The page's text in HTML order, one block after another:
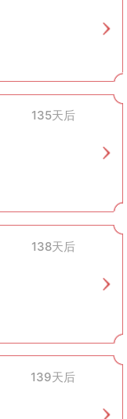
135天后
138天后
139天后